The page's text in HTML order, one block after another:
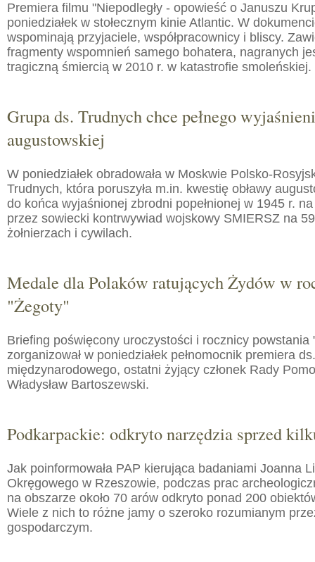
Premiera filmu "Niepodległy - opowieść o Januszu
poniedziałek w stołecznym kinie Atlantic. W
wspominają przyjaciele, współpracownicy i bliscy.
fragmenty wspomnień samego bohatera, nagranych
tragiczną śmiercią w 2010 r. w katastrofie smoleńskiej.
Grupa ds. Trudnych chce pełnego
augustowskiej
W poniedziałek obradowała w Moskwie Polsko-
Trudnych, która poruszyła m.in. kwestię obławy
do końca wyjaśnionej zbrodni popełnionej w 1945 r.
przez sowiecki kontrwywiad wojskowy SMIERSZ na
żołnierzach i cywilach.
Medale dla Polaków ratujących Żydów w
"Żegoty"
Briefing poświęcony uroczystości i rocznicy powstania
zorganizował w poniedziałek pełnomocnik premiera
międzynarodowego, ostatni żyjący członek Rady
Władysław Bartoszewski.
Podkarpackie: odkryto narzędzia sprzed
Jak poinformowała PAP kierująca badaniami Joanna
Okręgowego w Rzeszowie, podczas prac
na obszarze około 70 arów odkryto ponad 200
Wiele z nich to różne jamy o szeroko rozumianym
gospodarczym.